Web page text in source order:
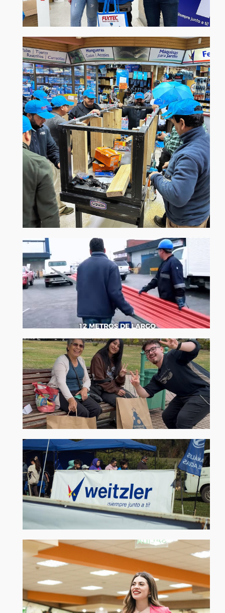
Upload Image...